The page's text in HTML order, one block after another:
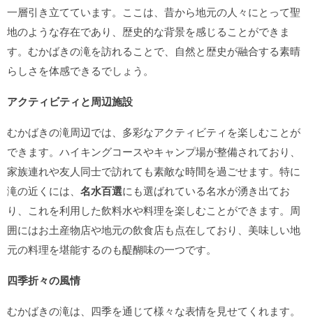
一層引き立てています。ここは、昔から地元の人々にとって聖
地のような存在であり、歴史的な背景を感じることができま
す。むかばきの滝を訪れることで、自然と歴史が融合する素晴
らしさを体感できるでしょう。
アクティビティと周辺施設
むかばきの滝周辺では、多彩なアクティビティを楽しむことが
できます。ハイキングコースやキャンプ場が整備されており、
家族連れや友人同士で訪れても素敵な時間を過ごせます。特に
滝の近くには、 名水百選にも選ばれている名水が湧き出てお
り、これを利用した飲料水や料理を楽しむことができます。周
囲にはお土産物店や地元の飲食店も点在しており、美味しい地
元の料理を堪能するのも醍醐味の一つです。
四季折々の風情
むかばきの滝は、四季を通じて様々な表情を見せてくれます。